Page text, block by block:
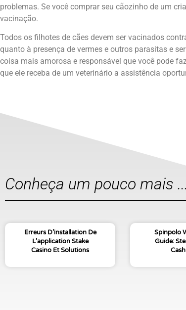
problemas. Se você comprar seu cãozinho de um
vacinação.
Todos os filhotes de cães devem ser vacinados
quanto à presença de vermes e outros parasitas e
coisa mais amorosa e responsável que você pode
que ele receba de um veterinário a assistência
Conheça um pouco mais ...
Erreurs D’installation De
L’application Stake
Casino Et Solutions
Spinpolo
Guide: